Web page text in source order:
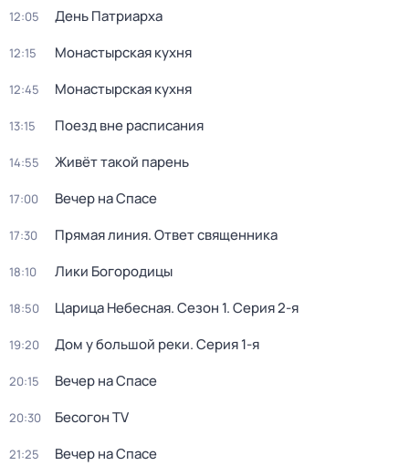
12:05 День Патриарха
12:15 Монaстыpская кухня
12:45 Монaстыpская кухня
13:15 Поезд вне расписания
14:55 Живёт такой парень
17:00 Вечер на Спасе
17:30 Прямая линия. Ответ священника
18:10 Лики Богородицы
18:50 Царица Небесная. Сезон 1. Серия 2-я
19:20 Дом у большой реки. Серия 1-я
20:15 Вечер на Спасе
20:30 Бесогон TV
21:25 Вечер на Спасе